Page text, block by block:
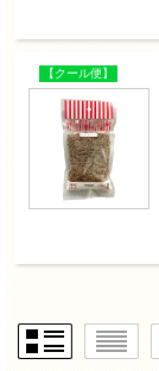
【クール便】